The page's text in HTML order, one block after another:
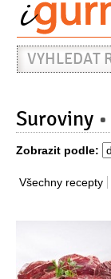
Vyhledat
recept
Suroviny
Zobrazit podle:
Všechny recepty